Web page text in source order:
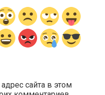
сайта в этом